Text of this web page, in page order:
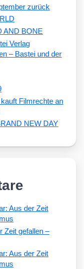
zurück
AND BONE
– Bastei und der
Filmrechte an
NEW DAY
Aus der Zeit
Zeit gefallen –
Aus der Zeit